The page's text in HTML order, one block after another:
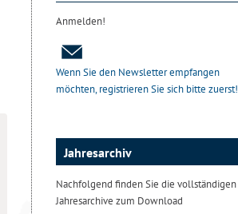
Anmelden!
Wenn Sie den Newsletter empfangen
möchten, registrieren Sie sich bitte zuerst!
Jahresarchiv
Nachfolgend finden Sie die vollständigen
Jahresarchive zum Download